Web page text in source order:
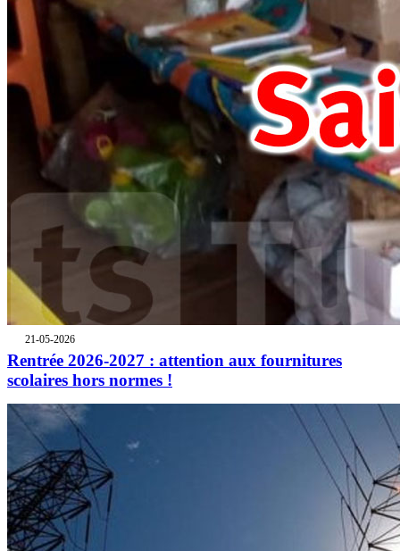
21-05-2026
Rentrée 2026-2027 : attention aux fournitures
scolaires hors normes !